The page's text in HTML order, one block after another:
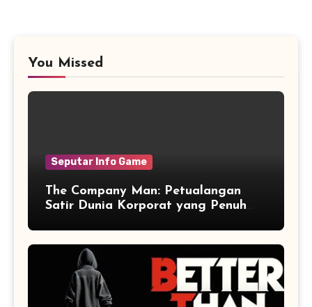
You Missed
Seputar Info Game
The Company Man: Petualangan
Satir Dunia Korporat yang Penuh